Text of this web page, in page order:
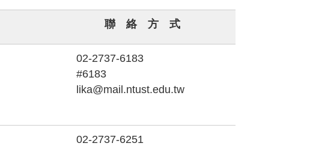
聯 絡 方 式
02-2737-6183
#6183
lika@mail.ntust.edu.tw
02-2737-6251